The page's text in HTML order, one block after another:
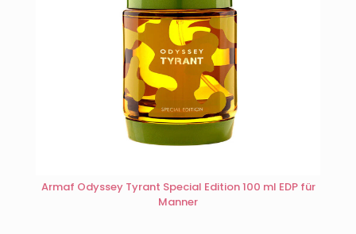
Armaf Odyssey Tyrant Special Edition 100 ml EDP für
Manner